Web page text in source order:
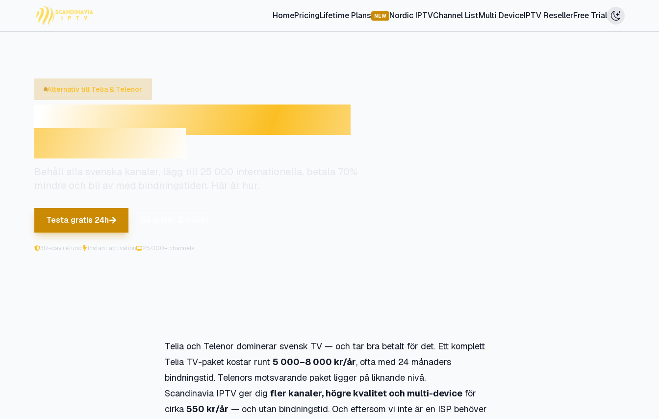
HomePricingLifetime Plans NEW Nordic IPTVChannel ListMulti DeviceIPTV ResellerFree Trial
Alternativ till Telia & Telenor
IPTV-alternativ till Telia och
Testa gratis 24h
30-day refund Instant activation 25,000+ channels
Telia och Telenor dominerar svensk TV — och tar bra betalt för det. Ett komplett
Telia TV-paket kostar runt 5 000–8 000 kr/år, ofta med 24 månaders
bindningstid. Telenors motsvarande paket ligger på liknande nivå.
Scandinavia IPTV ger dig fler kanaler, högre kvalitet och multi-device för
cirka 550 kr/år — och utan bindningstid. Och eftersom vi inte är en ISP behöver